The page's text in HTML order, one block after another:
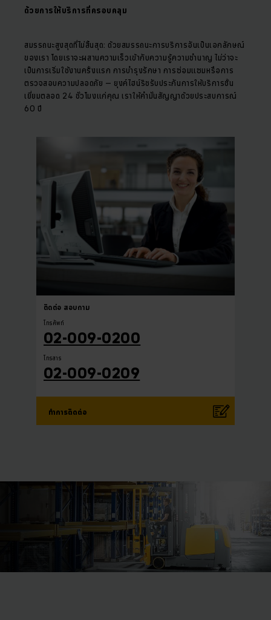
ด้วยการให้บริการที่ครอบคลุม
สมรรถนะสูงสุดที่ไม่สิ้นสุด: ด้วยสมรรถนะการบริการอันเป็นเอกลักษณ์
ของเรา โดยเราจะผสานความเร็วเข้ากับความรู้ความชำนาญ ไม่ว่าจะ
เป็นการเริ่มใช้งานครั้งแรก การบำรุงรักษา การซ่อมแซมหรือการ
ตรวจสอบความปลอดภัย – ยุงค์ไฮน์ริชรับประกันการให้บริการชั้น
เยี่ยมตลอด 24 ชั่วโมงแก่คุณ เราให้คำมั่นสัญญาด้วยประสบการณ์
60 ปี
ติดต่อ สอบถาม
โทรศัพท์
02-009-0200
โทรสาร
02-009-0209
ทำการติดต่อ